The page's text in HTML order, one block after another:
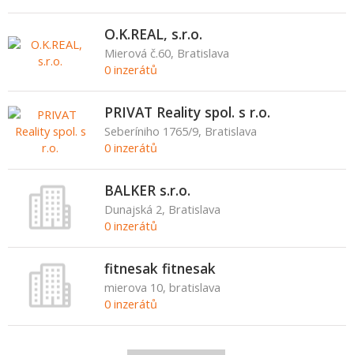
O.K.REAL, s.r.o.
Mierová č.60, Bratislava
0 inzerátů
PRIVAT Reality spol. s r.o.
Seberíniho 1765/9, Bratislava
0 inzerátů
BALKER s.r.o.
Dunajská 2, Bratislava
0 inzerátů
fitnesak fitnesak
mierova 10, bratislava
0 inzerátů